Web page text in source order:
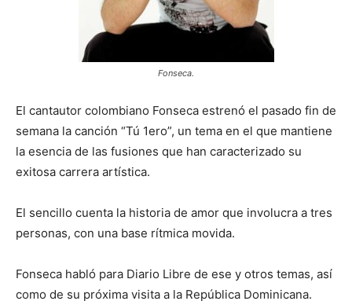
Fonseca.
El cantautor colombiano Fonseca estrenó el pasado fin de
semana la canción “Tú 1ero”, un tema en el que mantiene
la esencia de las fusiones que han caracterizado su
exitosa carrera artística.
El sencillo cuenta la historia de amor que involucra a tres
personas, con una base rítmica movida.
Fonseca habló para Diario Libre de ese y otros temas, así
como de su próxima visita a la República Dominicana.